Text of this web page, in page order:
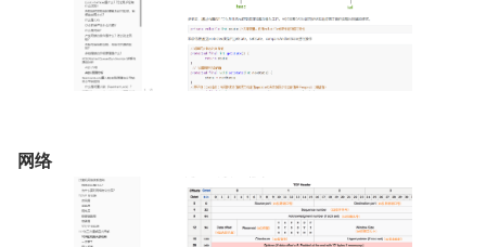
网络